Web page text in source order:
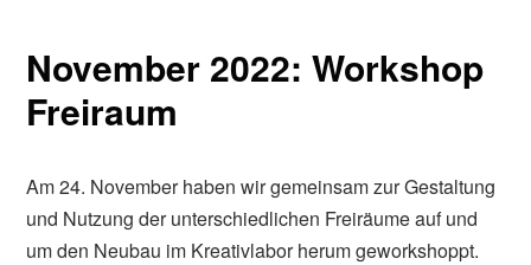
November 2022: Workshop
Freiraum
Am 24. November haben wir gemeinsam zur Gestaltung
und Nutzung der unterschiedlichen Freiräume auf und
um den Neubau im Kreativlabor herum geworkshoppt.